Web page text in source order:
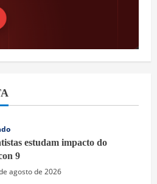
estudam impacto do
9
agosto de 2026